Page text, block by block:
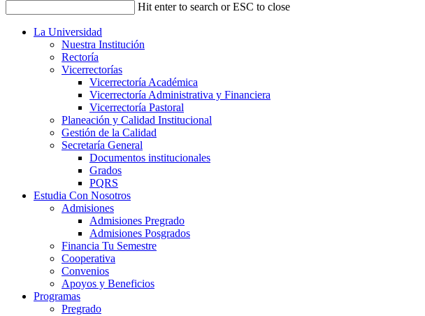
Hit enter to search or ESC to close
La Universidad
Nuestra Institución
Rectoría
Vicerrectorías
Vicerrectoría Académica
Vicerrectoría Administrativa y Financiera
Vicerrectoría Pastoral
Planeación y Calidad Institucional
Gestión de la Calidad
Secretaría General
Documentos institucionales
Grados
PQRS
Estudia Con Nosotros
Admisiones
Admisiones Pregrado
Admisiones Posgrados
Financia Tu Semestre
Cooperativa
Convenios
Apoyos y Beneficios
Programas
Pregrado